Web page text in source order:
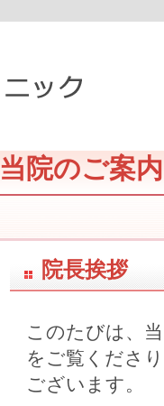
当院のご案内
院長挨拶
このたびは、
をご覧くださ
ございます。